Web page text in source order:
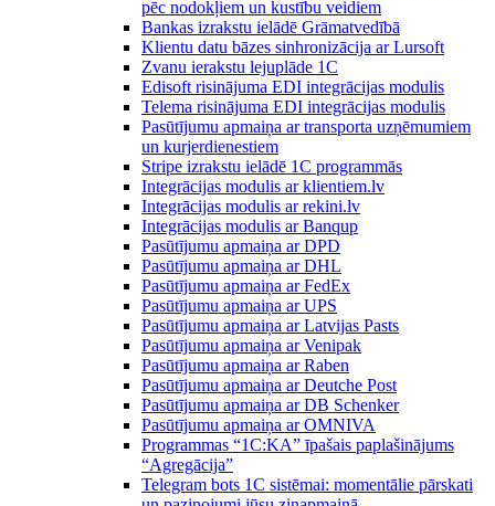
pēc nodokļiem un kustību veidiem
Bankas izrakstu ielādē Grāmatvedībā
Klientu datu bāzes sinhronizācija ar Lursoft
Zvanu ierakstu lejuplāde 1C
Edisoft risinājuma EDI integrācijas modulis
Telema risinājuma EDI integrācijas modulis
Pasūtījumu apmaiņa ar transporta uzņēmumiem
un kurjerdienestiem
Stripe izrakstu ielādē 1C programmās
Integrācijas modulis ar klientiem.lv
Integrācijas modulis ar rekini.lv
Integrācijas modulis ar Banqup
Pasūtījumu apmaiņa ar DPD
Pasūtījumu apmaiņa ar DHL
Pasūtījumu apmaiņa ar FedEx
Pasūtījumu apmaiņa ar UPS
Pasūtījumu apmaiņa ar Latvijas Pasts
Pasūtījumu apmaiņa ar Venipak
Pasūtījumu apmaiņa ar Raben
Pasūtījumu apmaiņa ar Deutche Post
Pasūtījumu apmaiņa ar DB Schenker
Pasūtījumu apmaiņa ar OMNIVA
Programmas “1C:KA” īpašais paplašinājums
“Agregācija”
Telegram bots 1C sistēmai: momentālie pārskati